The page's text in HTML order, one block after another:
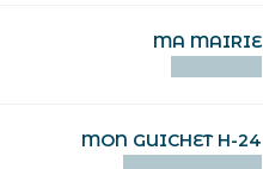
MA MAIRIE
MON GUICHET H-24